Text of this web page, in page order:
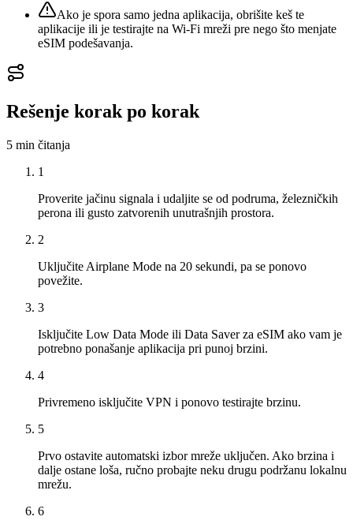
Ako je spora samo jedna aplikacija, obrišite keš te
aplikacije ili je testirajte na Wi‑Fi mreži pre nego što menjate
eSIM podešavanja.
Rešenje korak po korak
5 min čitanja
1
Proverite jačinu signala i udaljite se od podruma, železničkih
perona ili gusto zatvorenih unutrašnjih prostora.
2
Uključite Airplane Mode na 20 sekundi, pa se ponovo
povežite.
3
Isključite Low Data Mode ili Data Saver za eSIM ako vam je
potrebno ponašanje aplikacija pri punoj brzini.
4
Privremeno isključite VPN i ponovo testirajte brzinu.
5
Prvo ostavite automatski izbor mreže uključen. Ako brzina i
dalje ostane loša, ručno probajte neku drugu podržanu lokalnu
mrežu.
6